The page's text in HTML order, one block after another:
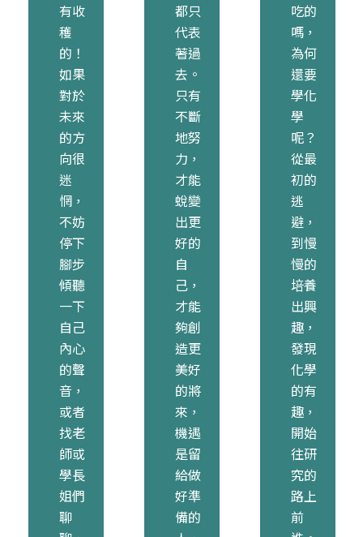
有收
穫
的！
如果
對於
未來
的方
向很
迷
惘，
不妨
停下
腳步
傾聽
一下
自己
內心
的聲
音，
或者
找老
師或
學長
姐們
聊
都只
代表
著過
去。
只有
不斷
地努
力，
才能
蛻變
出更
好的
自
己，
才能
夠創
造更
美好
的將
來，
機遇
是留
給做
好準
備的
吃的
嗎，
為何
還要
學化
學
呢？
從最
初的
逃
避，
到慢
慢的
培養
出興
趣，
發現
化學
的有
趣，
開始
往研
究的
路上
前